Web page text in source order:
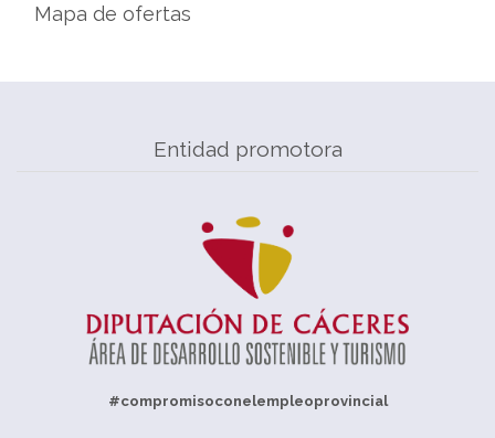
Mapa de ofertas
Entidad promotora
#compromisoconelempleoprovincial